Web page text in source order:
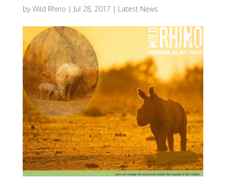
byWild Rhino | Jul 28, 2017 | Latest News